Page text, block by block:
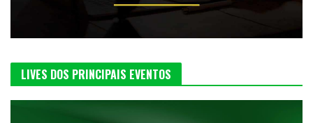
LIVES DOS PRINCIPAIS EVENTOS